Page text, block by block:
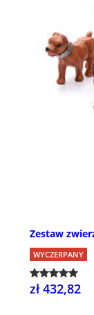
Zestaw
WYCZERPANY
zł 432,82